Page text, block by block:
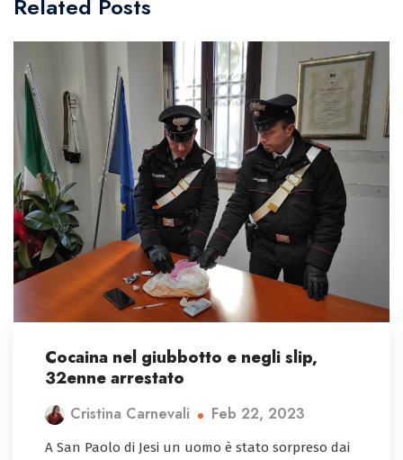
Related Posts
Cocaina nel giubbotto e negli slip,
32enne arrestato
Cristina Carnevali Feb 22, 2023
A San Paolo di Jesi un uomo è stato sorpreso dai